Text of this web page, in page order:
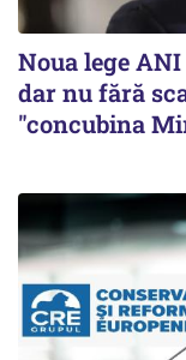
Noua lege
dar nu fără
"concubina